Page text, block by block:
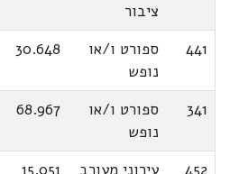
ציבור
441
ספורט ו/או
נופש
30.648
341
ספורט ו/או
נופש
68.967